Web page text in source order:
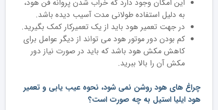
این امکان وجود دارد که خراب شدن پروانه فن هود،
به دلیل استفاده طولانی مدت آسیب دیده باشد.
در جهت تعمیر هود باید از یک تعمیرکار کمک بگیرید.
کم بودن دور موتور هود می تواند از دیگر عوامل برای
کاهش مکش هود باشد که باید در صورت نیاز دور
مکش آن را بالا ببرید.
چراغ های هود روشن نمی شود، نحوه عیب یابی و تعمیر
هود ایلیا استیل به چه صورت است؟